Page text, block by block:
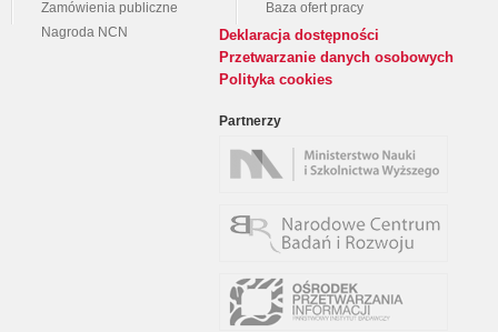
Zamówienia publiczne
Nagroda NCN
Baza ofert pracy
Deklaracja dostępności
Przetwarzanie danych osobowych
Polityka cookies
Partnerzy